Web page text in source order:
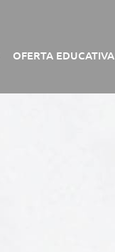
OFERTA EDUCATIVA